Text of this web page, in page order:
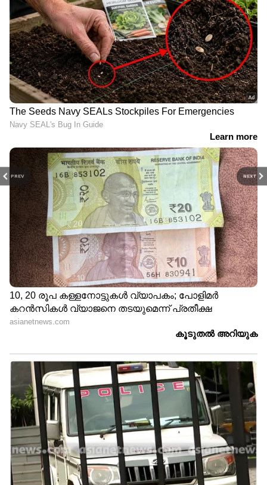
PREV NEXT